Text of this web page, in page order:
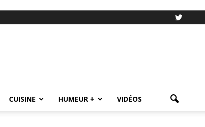
CUISINE HUMEUR + VIDÉOS